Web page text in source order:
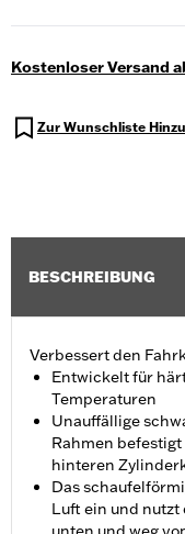
Kostenloser Versand
Zur Wunschliste
BESCHREIBUNG
Verbessert den
Entwickelt für
Temperaturen
Unauffällige
Rahmen
hinteren
Das
Luft ein und nutzt